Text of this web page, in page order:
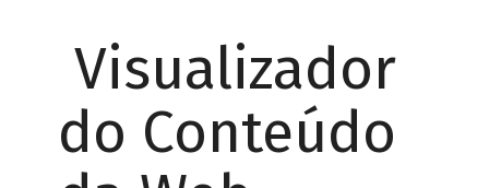
Visualizador
do Conteúdo